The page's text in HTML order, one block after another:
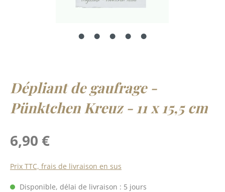
Dépliant de gaufrage -
Pünktchen Kreuz - 11 x 15,5 cm
Prix régulier :
6,90 €
Prix TTC, frais de livraison en sus
Disponible, délai de livraison : 5 jours